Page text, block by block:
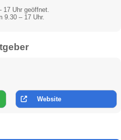
17 Uhr geöffnet.
9.30 – 17 Uhr.
Website